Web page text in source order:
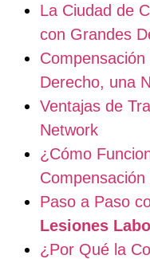
La Ciudad de
con Grandes
Derecho, una
Ventajas de
Network
¿Cómo
Paso a Paso
Lesiones
¿Por Qué la